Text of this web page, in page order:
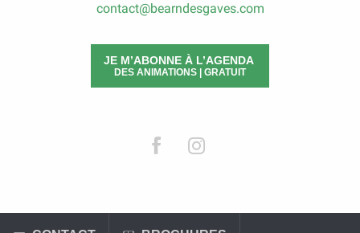
contact@bearndesgaves.com
JE M’ABONNE À L’AGENDA
DES ANIMATIONS | GRATUIT